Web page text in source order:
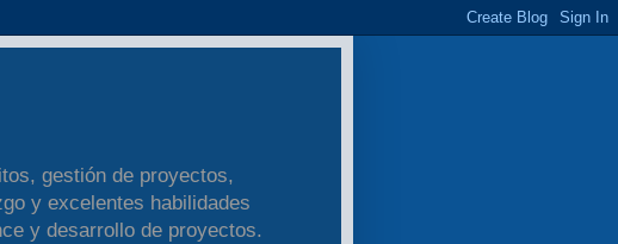
gestión de proyectos,
y excelentes habilidades
y desarrollo de proyectos.